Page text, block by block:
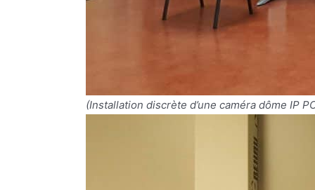
(Installation discrète d’une caméra dôme IP